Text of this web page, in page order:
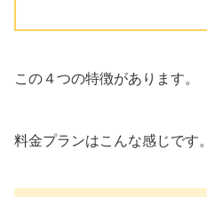
この４つの特徴があります。
料金プランはこんな感じです。